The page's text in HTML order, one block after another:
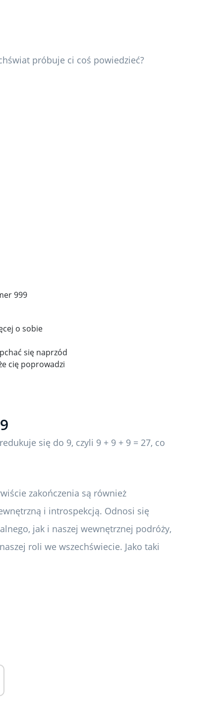
próbuje ci coś powiedzieć?
999
o sobie
się naprzód
cię poprowadzi
się do 9, czyli 9 + 9 + 9 = 27, co
zakończenia są również
i introspekcją. Odnosi się
jak i naszej wewnętrznej podróży,
roli we wszechświecie. Jako taki